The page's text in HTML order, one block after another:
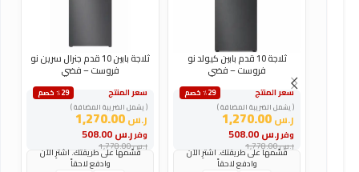
ثلاجة 10 قدم بابين كيولد نو
فروست – فضي
سعر المنتج
٪29 خصم
( يشمل الضريبة المضافة )
ر.س1,270.00
وفرر.س
ر.س1,778.00
قسّمها على طريقتك. اشترِ الآن
وادفع لاحقاً
ثلاجة بابين 10 قدم جنرال سرين نو
فروست – فضي
سعر المنتج
٪29 خصم
( يشمل الضريبة المضافة )
ر.س1,270.00
وفرر.س
ر.س1,778.00
قسّمها على طريقتك. اشترِ الآن
وادفع لاحقاً